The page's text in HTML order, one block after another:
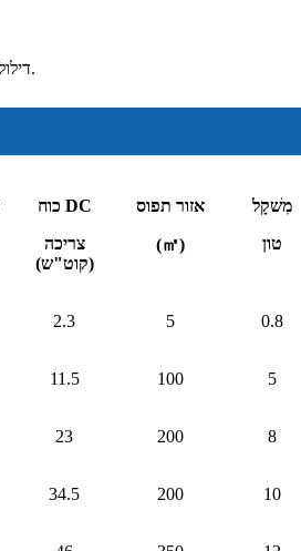
● דילול לכלור פעיל בריכוז נמוך לשימוש ביתי, מלון, בית חולים.
כוח DC
צריכה
(קוט"ש)
אזור תפוס
(㎡)
מִשׁקָל
טון
2.3 5 0.8
11.5 100 5
23 200 8
34.5 200 10